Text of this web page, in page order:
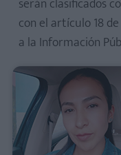
serán clasificados
con el artículo 18
a la Información